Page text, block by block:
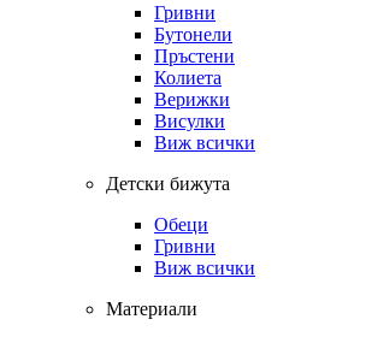
Гривни
Бутонели
Пръстени
Колиета
Верижки
Висулки
Виж всички
Детски бижута
Обеци
Гривни
Виж всички
Материали